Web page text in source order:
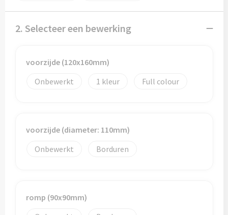
Markeerstiften
Merken
Zelfklevende memo's
Notablokken
2. Selecteer een bewerking
voorzijde (120x160mm)
Onbewerkt
1 Full colour
voorzijde (diameter: 110mm)
Onbewerkt
Borduren
romp (90x90mm)